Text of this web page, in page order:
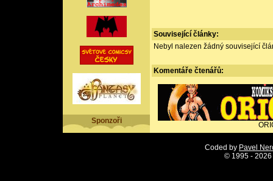
Sponzoři
Související články:
Nebyl nalezen žádný související
Komentáře čtenářů:
Coded by Pavel
© 1995 -